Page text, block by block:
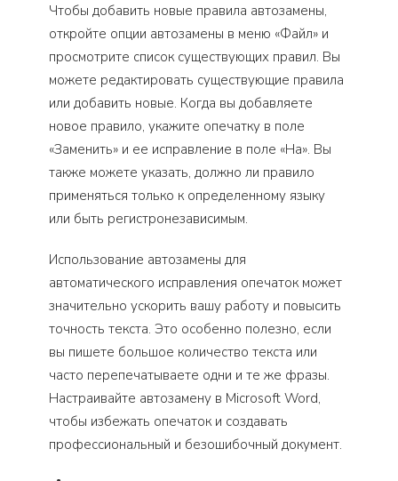
Чтобы добавить новые правила автозамены,
откройте опции автозамены в меню «Файл» и
просмотрите список существующих правил. Вы
можете редактировать существующие правила
или добавить новые. Когда вы добавляете
новое правило, укажите опечатку в поле
«Заменить» и ее исправление в поле «На». Вы
также можете указать, должно ли правило
применяться только к определенному языку
или быть регистронезависимым.
Использование автозамены для
автоматического исправления опечаток может
значительно ускорить вашу работу и повысить
точность текста. Это особенно полезно, если
вы пишете большое количество текста или
часто перепечатываете одни и те же фразы.
Настраивайте автозамену в Microsoft Word,
чтобы избежать опечаток и создавать
профессиональный и безошибочный документ.